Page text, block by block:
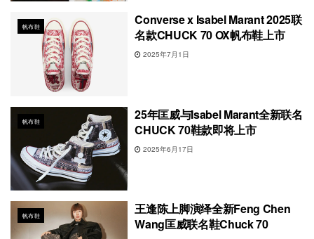
帆布鞋
Converse x Isabel Marant 2025联
名款CHUCK 70 OX帆布鞋上市
2025年7月1日
帆布鞋
25年匡威与Isabel Marant全新联名
CHUCK 70鞋款即将上市
2025年6月17日
帆布鞋
王逢陈上脚演绎全新Feng Chen
Wang匡威联名鞋Chuck 70